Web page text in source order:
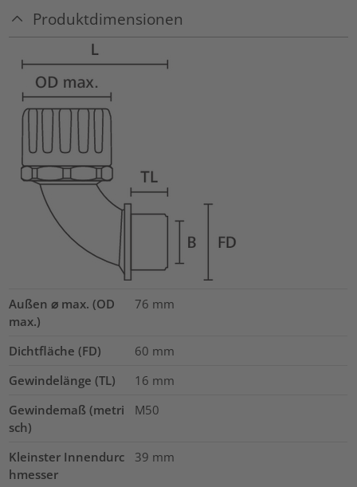
Produktdimensionen
Außen ⌀ max. (OD
max.)
76 mm
Dichtfläche (FD) 60 mm
Gewindelänge (TL)
16 mm
Gewindemaß (metri
sch)
M50
Kleinster Innendurc
hmesser
39 mm